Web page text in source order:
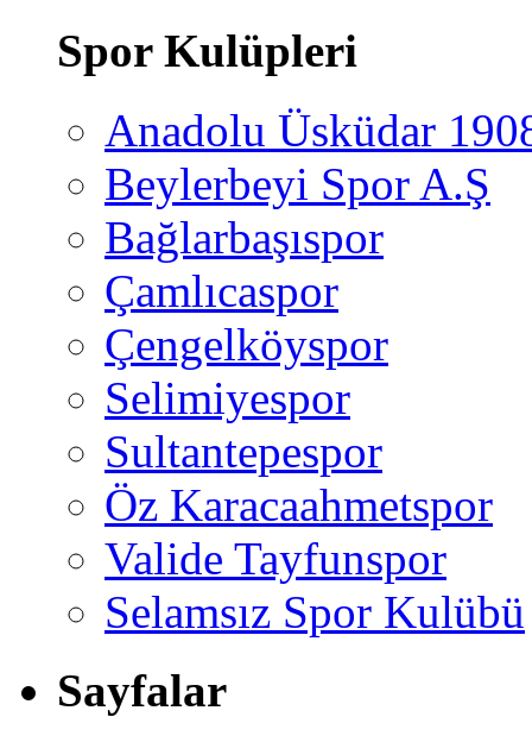
Spor Kulüpleri
Anadolu Üsküdar
Beylerbeyi Spor A.Ş
Bağlarbaşıspor
Çamlıcaspor
Çengelköyspor
Selimiyespor
Sultantepespor
Öz Karacaahmetspor
Valide Tayfunspor
Selamsız Spor Kulübü
Sayfalar